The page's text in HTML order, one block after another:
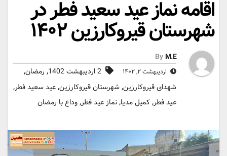
اقامه نماز عید سعید فطر در
شهرستان قیروکارزین ۱۴۰۲
By M.E
اردیبهشت ۲, ۱۴۰۲ 2 اردیبهشت 1402 , رمضان,
شهدای قیروکارزین,شهرستان قیروکارزین,عید سعید فطر,
عید فطر, کمیل مدیا,نماز عید فطر,وداع با رمضان